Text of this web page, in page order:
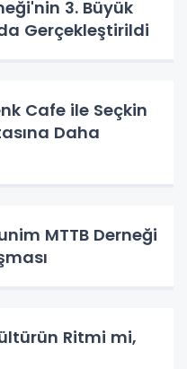
3. Büyük
Gerçekleştirildi
Cafe ile Seçkin
Daha
MTTB Derneği
Ritmi mi,